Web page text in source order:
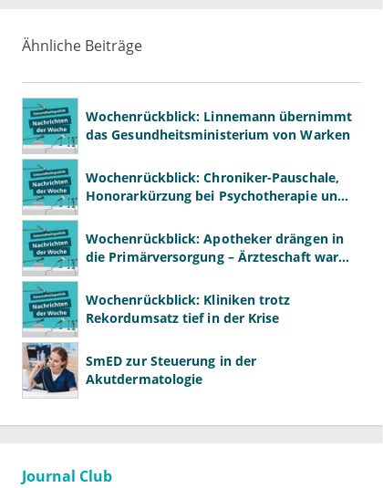
Ähnliche Beiträge
Wochenrückblick: Linnemann übernimmt
das Gesundheitsministerium von Warken
Wochenrückblick: Chroniker-Pauschale,
Honorarkürzung bei Psychotherapie und
Wochenrückblick: Apotheker drängen in
die Primärversorgung – Ärzteschaft warnt
Wochenrückblick: Kliniken trotz
Rekordumsatz tief in der Krise
SmED zur Steuerung in der
Akutdermatologie
Journal Club